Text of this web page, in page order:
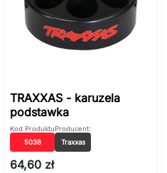
TRAXXAS - karuzela
podstawka
Kod Produktu
5038
Producent:
Traxxas
64,60 zł